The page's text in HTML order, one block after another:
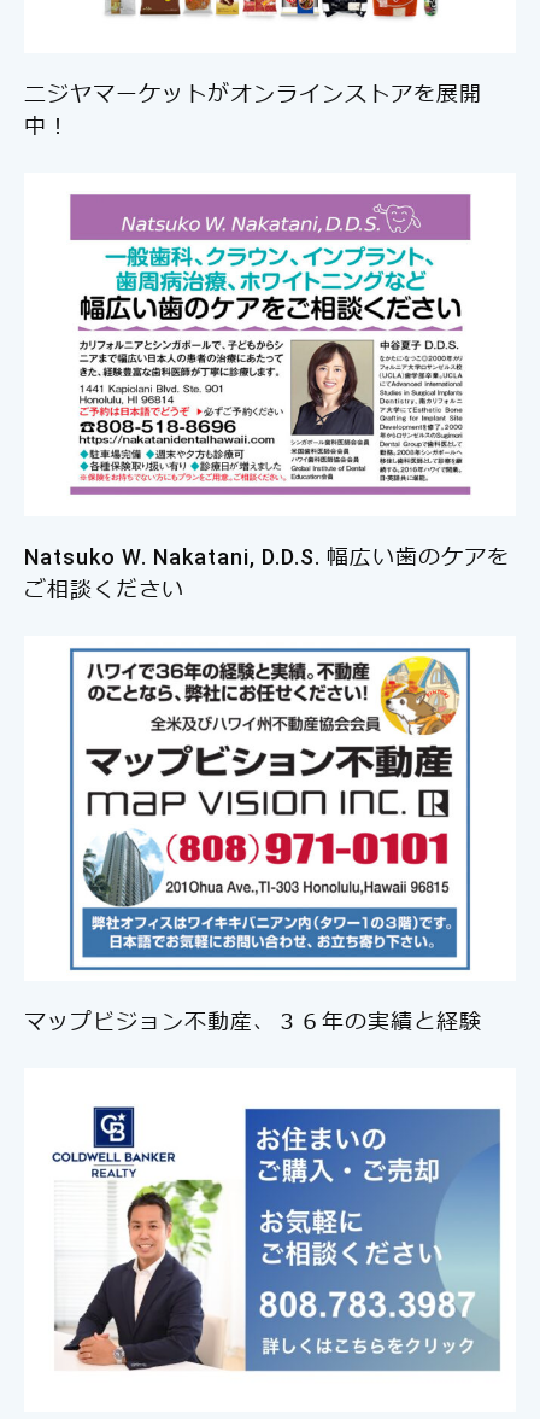
ニジヤマーケットがオンラインストアを展開
中！
Natsuko W. Nakatani, D.D.S. 幅広い歯のケアを
ご相談ください
マップビジョン不動産、３６年の実績と経験